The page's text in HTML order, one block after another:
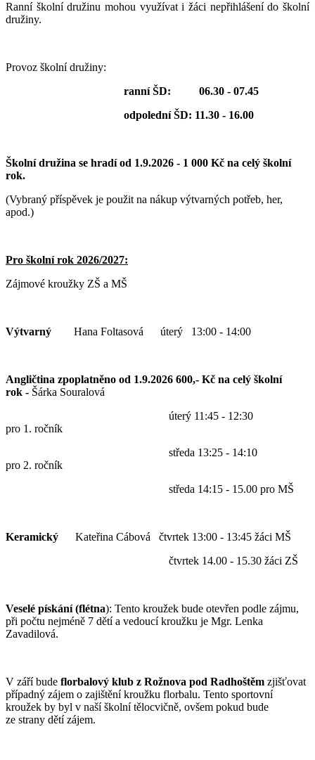
Ranní školní družinu mohou využívat i žáci nepřihlášení do školní
družiny.
Provoz školní družiny:
ranní ŠD: 06.30 - 07.45
odpolední ŠD: 11.30 - 16.00
Školní družina se hradí od 1.9.2026 - 1 000 Kč na celý školní
rok.
(Vybraný příspěvek je použit na nákup výtvarných potřeb, her,
apod.)
Pro školní rok 2026/2027:
Zájmové kroužky ZŠ a MŠ
Výtvarný Hana Foltasová úterý 13:00 - 14:00
Angličtina zpoplatněno od 1.9.2026 600,- Kč na celý školní
rok - Šárka Souralová
úterý 11:45 - 12:30
pro 1. ročník
středa 13:25 - 14:10
pro 2. ročník
středa 14:15 - 15.00 pro MŠ
Keramický Kateřina Cábová čtvrtek 13:00 - 13:45 žáci MŠ
čtvrtek 14.00 - 15.30 žáci ZŠ
Veselé pískání (flétna): Tento kroužek bude otevřen podle zájmu,
při počtu nejméně 7 dětí a vedoucí kroužku je Mgr. Lenka
Zavadilová.
V září bude florbalový klub z Rožnova pod Radhoštěm zjišťovat
případný zájem o zajištění kroužku florbalu. Tento sportovní
kroužek by byl v naší školní tělocvičně, ovšem pokud bude
ze strany dětí zájem.